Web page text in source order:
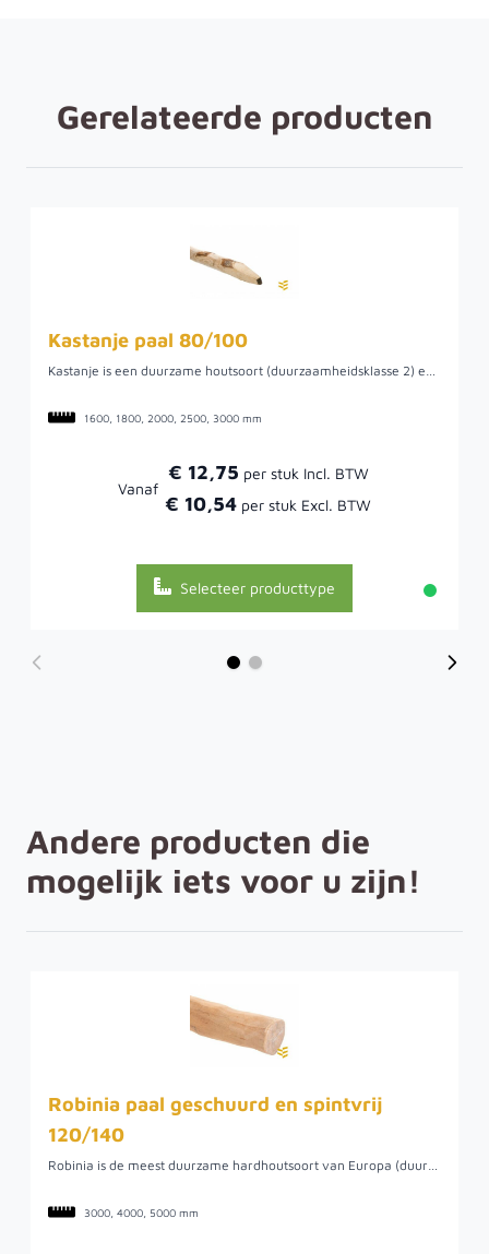
Gerelateerde producten
Kastanje paal 80/100
Kastanje is een duurzame houtsoort (duurzaamheidsklasse 2) en een paal van deze houtsoort wordt vaak gebruikt als afrasteringspaal. Het hout heeft een natuurlijke uitstraling en is onbehandeld toepasbaar, ook in de grond. De paal is gepunt. Kastanje heeft een matig fijne tot grove nerf en heeft meestal een rechte draad. Het hout werkt lang na, maar eenmaal droog behoudt het zijn vorm. Het hout is fijnvezelig en zeer goed bestand tegen vocht. Het lijkt in dat opzicht op eikenhout, maar is lichter in gewicht en laat zich makkelijker bewerken.
1600, 1800, 2000, 2500, 3000 mm
Vanaf
€ 12,75
€ 10,54
Selecteer producttype
Andere producten die
mogelijk iets voor u zijn!
Robinia paal geschuurd en spintvrij
120/140
Robinia is de meest duurzame hardhoutsoort van Europa (duurzaamheidsklasse 1/2). Vanwege de hoge levensduur en duurzame eigenschappen, wordt deze houtsoort veel gebruikt voor pergola’s, speeltoestellen en afrasteringen. De ronde en kromme vormen geven deze palen een natuurlijke uitstraling. De palen zijn spintvrij geschuurd, wat betekent dat de kans op splinters nihil is. Dat is ook de reden dat deze palen goed geschikt zijn voor speeltoestellen en andere attributen waarbij splinters onwenselijk zijn.
3000, 4000, 5000 mm